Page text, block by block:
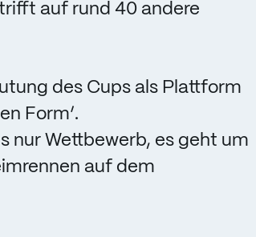
auf rund 40 andere
des Cups als Plattform
Form’.
nur Wettbewerb, es geht um
auf dem